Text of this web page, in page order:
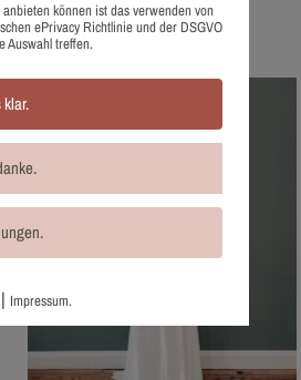
können ist das verwenden von
ePrivacy Richtlinie und der DSGVO
Auswahl treffen.
| Impressum.